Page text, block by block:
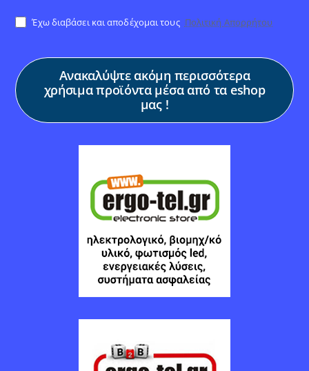
Έχω διαβάσει και αποδέχομαι τους Πολιτική Απορρήτου
Ανακαλύψτε ακόμη περισσότερα
χρήσιμα προϊόντα μέσα από τα eshop
μας !